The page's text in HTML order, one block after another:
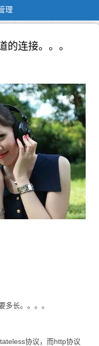
理
的连接。。。
长。。。。
协议，而http协议